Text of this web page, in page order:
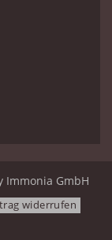
Immonia GmbH
widerrufen